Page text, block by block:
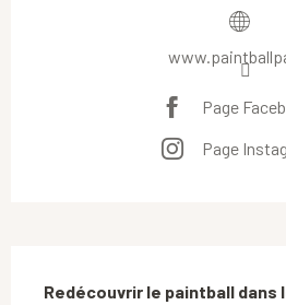
Page
Page
Redécouvrir le paintball dans